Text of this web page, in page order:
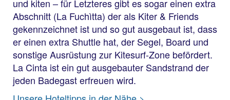
und kiten – für Letzteres gibt es sogar einen extra
Abschnitt (La Fuchìtta) der als Kiter & Friends
gekennzeichnet ist und so gut ausgebaut ist, dass
er einen extra Shuttle hat, der Segel, Board und
sonstige Ausrüstung zur Kitesurf-Zone befördert.
La Cinta ist ein gut ausgebauter Sandstrand der
jeden Badegast erfreuen wird.